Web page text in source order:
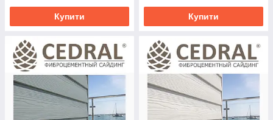
Купити Купити